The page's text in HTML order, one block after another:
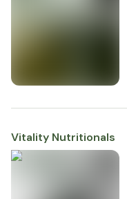
Vitality Nutritionals